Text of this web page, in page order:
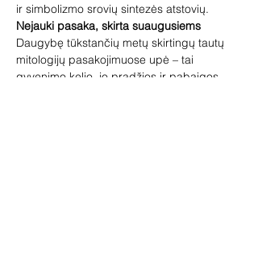
ir simbolizmo srovių sintezės atstovių.
Nejauki pasaka, skirta suaugusiems
Daugybę tūkstančių metų skirtingų tautų
mitologijų pasakojimuose upė – tai
gyvenimo kelio, jo pradžios ir pabaigos